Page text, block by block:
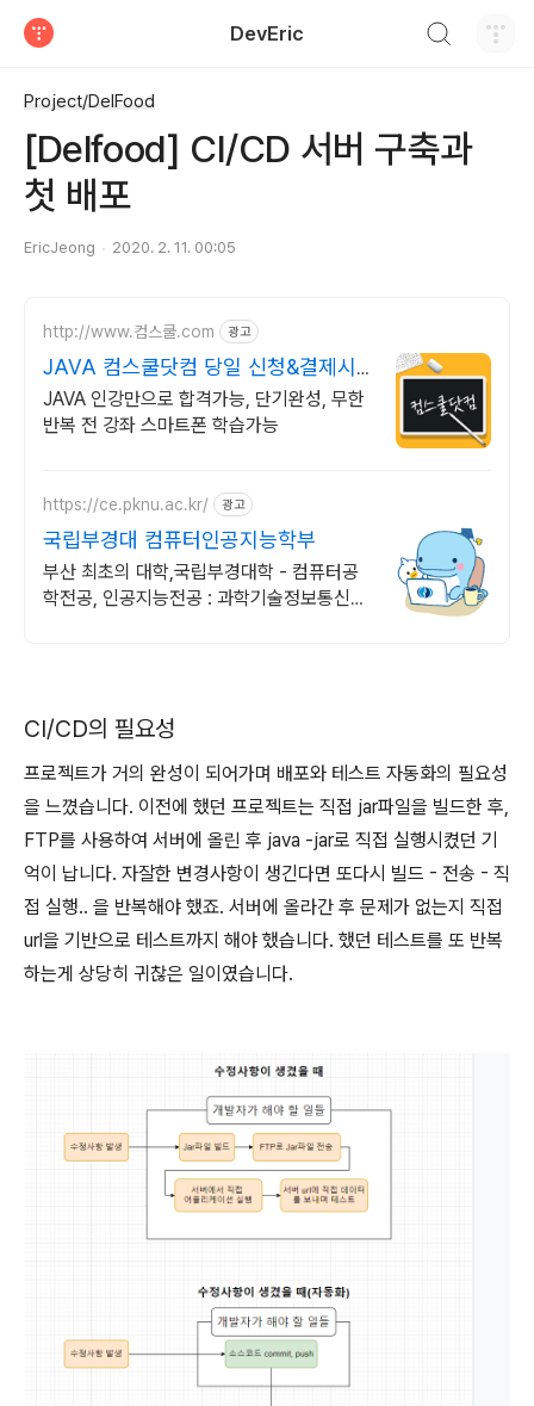
DevEric
Project/DelFood
[Delfood] CI/CD 서버 구축과
첫 배포
EricJeong 2020. 2. 11. 00:05
http://www.컴스쿨.com 광고
JAVA 컴스쿨닷컴 당일 신청&결제시
기프티콘!
JAVA 인강만으로 합격가능, 단기완성, 무한
반복 전 강좌 스마트폰 학습가능
https://ce.pknu.ac.kr/ 광고
국립부경대 컴퓨터인공지능학부
부산 최초의 대학,국립부경대학 - 컴퓨터공
학전공, 인공지능전공 : 과학기술정보통신부
CI/CD의 필요성
프로젝트가 거의 완성이 되어가며 배포와 테스트 자동화의 필요성
을 느꼈습니다. 이전에 했던 프로젝트는 직접 jar파일을 빌드한 후,
FTP를 사용하여 서버에 올린 후 java -jar로 직접 실행시켰던 기
억이 납니다. 자잘한 변경사항이 생긴다면 또다시 빌드 - 전송 - 직
접 실행.. 을 반복해야 했죠. 서버에 올라간 후 문제가 없는지 직접
url을 기반으로 테스트까지 해야 했습니다. 했던 테스트를 또 반복
하는게 상당히 귀찮은 일이였습니다.